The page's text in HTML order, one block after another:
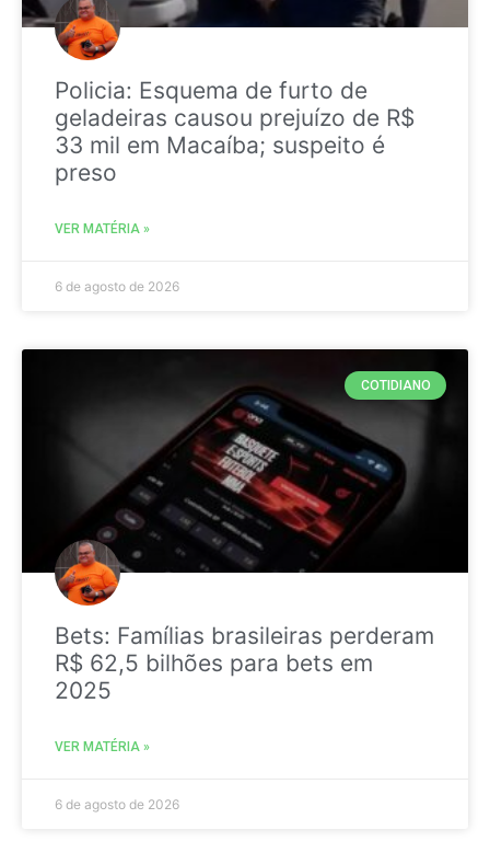
Policia: Esquema de furto de
geladeiras causou prejuízo de R$
33 mil em Macaíba; suspeito é
preso
VER MATÉRIA »
6 de agosto de 2026
COTIDIANO
Bets: Famílias brasileiras perderam
R$ 62,5 bilhões para bets em
2025
VER MATÉRIA »
6 de agosto de 2026